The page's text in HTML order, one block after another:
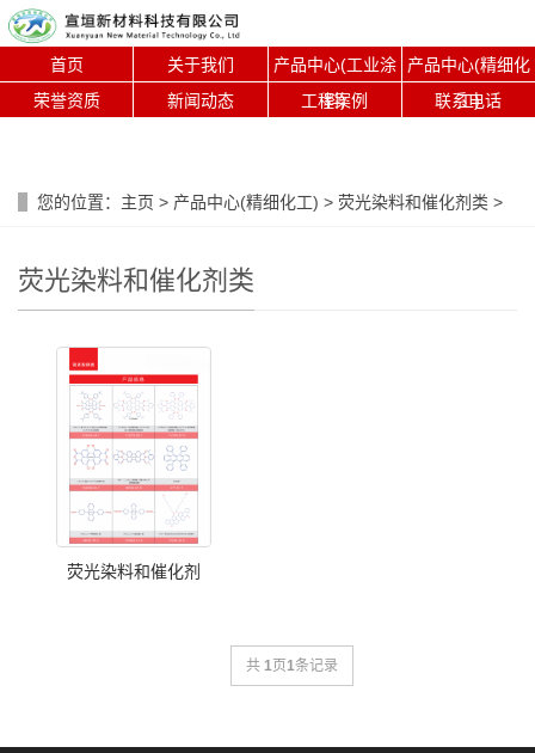
首页 关于我们
产品中心(工业涂
料)
产品中心(精细化
工)
荣誉资质 新闻动态 工程案例 联系电话
您的位置： 主页 > 产品中心(精细化工) > 荧光染料和催化剂类 >
荧光染料和催化剂类
荧光染料和催化剂
共 1 页1 条记录